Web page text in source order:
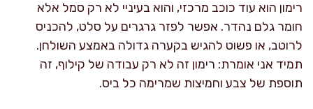
רימון הוא עוד כוכב מרכזי, והוא בעיניי לא רק סמל אלא
חומר גלם נהדר. אפשר לפזר גרגרים על סלט, להכניס
לרוטב, או פשוט להגיש בקערה גדולה באמצע השולחן.
תמיד אני אומרת: רימון זה לא רק עבודה של קילוף, זה
תוספת של צבע וחמיצות שמרימה כל ביס.